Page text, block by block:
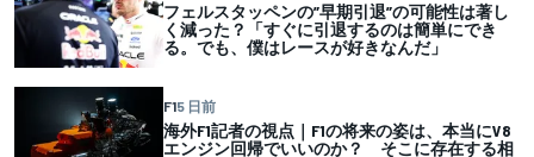
フェルスタッペンの”早期引退”の可能性は著し
く減った？「すぐに引退するのは簡単にでき
る。でも、僕はレースが好きなんだ」
F15 日前
海外F1記者の視点｜F1の将来の姿は、本当にV8
エンジン回帰でいいのか？ そこに存在する相